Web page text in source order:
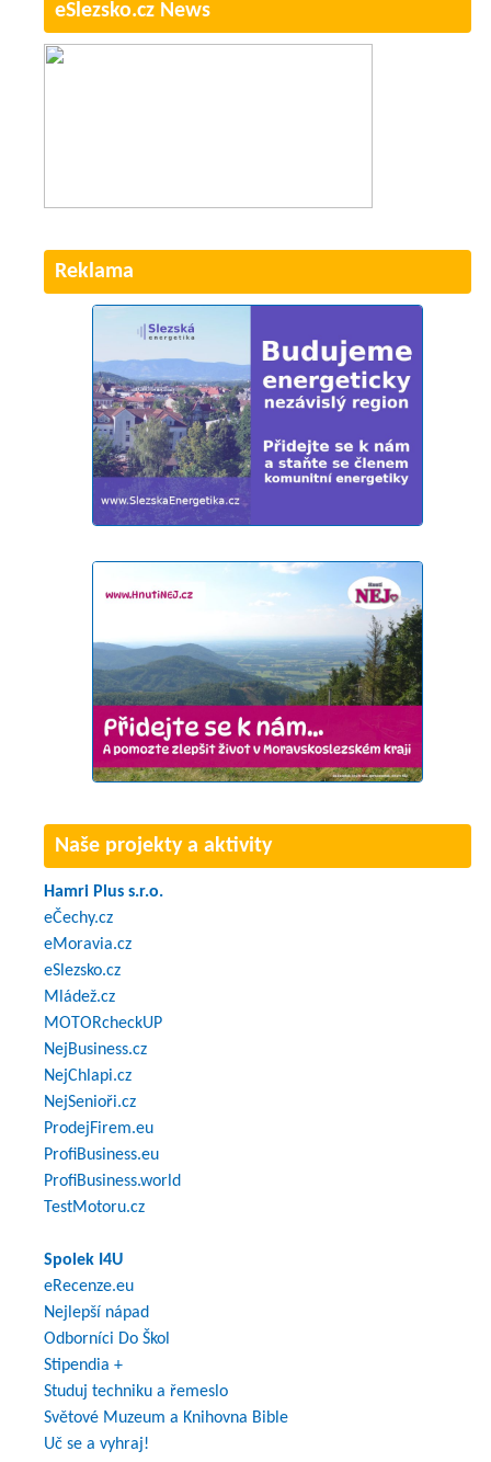
eSlezsko.cz News
Reklama
Naše projekty a aktivity
Hamri Plus s.r.o.
eČechy.cz
eMoravia.cz
eSlezsko.cz
Mládež.cz
MOTORcheckUP
NejBusiness.cz
NejChlapi.cz
NejSenioři.cz
ProdejFirem.eu
ProfiBusiness.eu
ProfiBusiness.world
TestMotoru.cz
Spolek I4U
eRecenze.eu
Nejlepší nápad
Odborníci Do Škol
Stipendia +
Studuj techniku a řemeslo
Světové Muzeum a Knihovna Bible
Uč se a vyhraj!